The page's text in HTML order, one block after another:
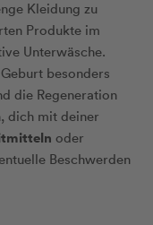
Kleidung zu
Produkte im
Unterwäsche.
besonders
die Regeneration
dich mit deiner
oder
Beschwerden